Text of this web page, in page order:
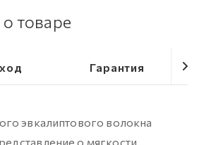
товаре
Гарантия
эвкалиптового волокна
о мягкости